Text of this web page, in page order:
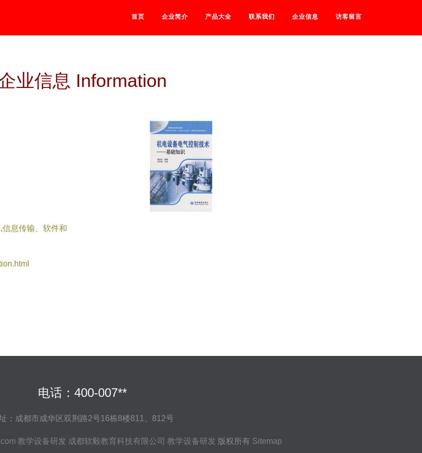
首页 企业简介 产品大全 联系我们 企业信息 访客留言
业信息 Information
息传输、软件和
电话：400-007**
：成都市成华区双荆路2号16栋8楼811、812号
教学设备研发 成都软毅教育科技有限公司 教学设备研发 版权所有 Sitemap